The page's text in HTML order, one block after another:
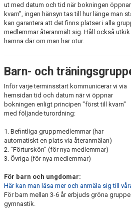
ut med datum och tid när bokningen
kvarn", ingen hänsyn tas till hur länge man
kan garantera att det finns platser i alla
medlemmar återanmält sig. Håll också
hamna där om man har otur.
Barn- och
Inför varje terminsstart kommunicerar vi via
hemsidan tid och datum när vi öppnar
bokningen enligt principen "först till kvarn"
med följande turordning:
1. Befintliga gruppmedlemmar (har
automatiskt en plats via återanmälan)
2. "Förturskön" (för nya medlemmar)
3. Övriga (för nya medlemmar)
För barn och ungdomar:
Här kan man läsa mer och anmäla sig till
För barn mellan 3-6 år erbjuds gröna
gymnastik.